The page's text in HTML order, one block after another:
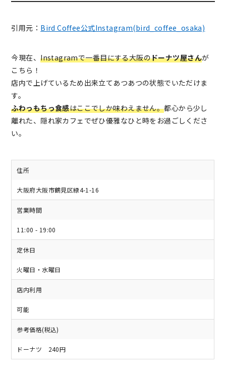
引用元： Bird Coffee公式Instagram(bird_coffee_osaka)
今現在、Instagramで一番目にする大阪のドーナツ屋さんが
こちら！
店内で上げているため出来立てあつあつの状態でいただけま
す。
ふわっもちっ食感はここでしか味わえません。都心から少し
離れた、隠れ家カフェでぜひ優雅なひと時をお過ごしくださ
い。
住所
大阪府大阪市鶴見区緑4-1-16
営業時間
11:00 - 19:00
定休日
火曜日・水曜日
店内利用
可能
参考価格(税込)
ドーナツ 240円